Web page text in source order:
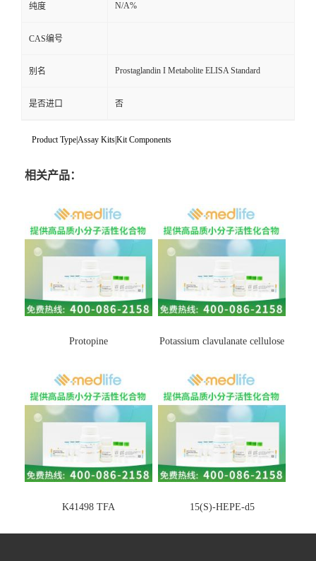
纯度 N/A%
CAS编号
别名 Prostaglandin I Metabolite ELISA Standard
是否进口 否
Product Type|Assay Kits|Kit Components
相关产品：
Protopine Potassium clavulanate cellulose
K41498 TFA 15(S)-HEPE-d5